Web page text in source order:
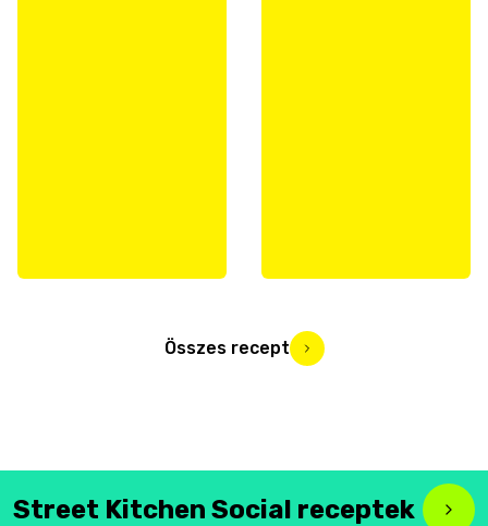
Összes recept
Street Kitchen Social receptek